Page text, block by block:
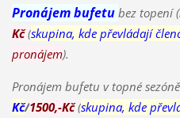
Pronájem bufetu bez topení (
Kč(skupina, kde převládají
pronájem).
Pronájem bufetu v topné
Kč/1500,-Kč(skupina, kde